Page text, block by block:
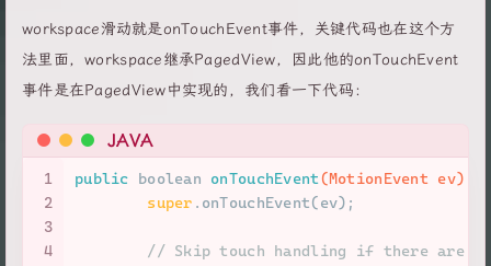
workspace滑动就是onTouchEvent事件，关键代码也在这个方
法里面，workspace继承PagedView，因此他的onTouchEvent
事件是在PagedView中实现的，我们看一下代码：
JAVA
1
2
3
4
public boolean onTouchEvent(MotionEvent ev)
super .onTouchEvent(ev);
// Skip touch handling if there are no